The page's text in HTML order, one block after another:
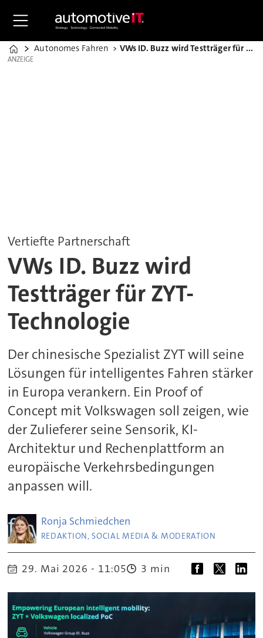
Home
Autonomes Fahren VWs ID. Buzz wird Testträger für ZYT-Technologie
ANZEIGE
ANZEIGE
Vertiefte Partnerschaft
VWs ID. Buzz wird
Testträger für ZYT-
Technologie
Der chinesische Spezialist ZYT will seine
Lösungen für intelligentes Fahren stärker
in Europa verankern. Ein Proof of
Concept mit Volkswagen soll zeigen, wie
der Zulieferer seine Sensorik, KI-
Architektur und Rechenplattform an
europäische Verkehrsbedingungen
anpassen will.
Ronja Schmiedchen
REDAKTION, SOCIAL MEDIA & MODERATION
29. Mai 2026 - 11:05 3 min